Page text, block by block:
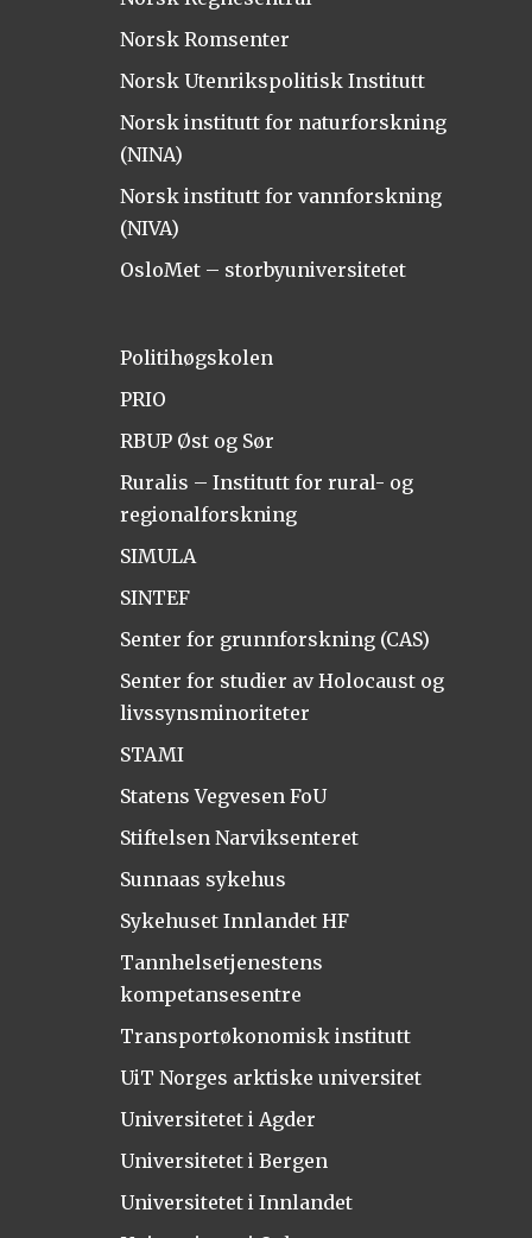
Norsk Romsenter
Norsk Utenrikspolitisk Institutt
Norsk institutt for naturforskning
(NINA)
Norsk institutt for vannforskning
(NIVA)
OsloMet – storbyuniversitetet
Politihøgskolen
PRIO
RBUP Øst og Sør
Ruralis – Institutt for rural- og
regionalforskning
SIMULA
SINTEF
Senter for grunnforskning (CAS)
Senter for studier av Holocaust og
livssynsminoriteter
STAMI
Statens Vegvesen FoU
Stiftelsen Narviksenteret
Sunnaas sykehus
Sykehuset Innlandet HF
Tannhelsetjenestens
kompetansesentre
Transportøkonomisk institutt
UiT Norges arktiske universitet
Universitetet i Agder
Universitetet i Bergen
Universitetet i Innlandet